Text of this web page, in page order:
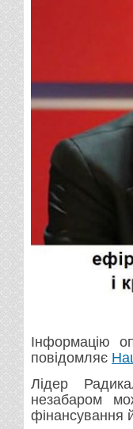
Інформацію
повідомляє
Лідер
незабаром
фінансування